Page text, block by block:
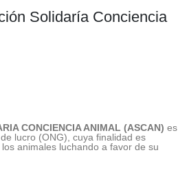
Solidaría Conciencia
CONCIENCIA ANIMAL (ASCAN) es
lucro (ONG), cuya finalidad es
animales luchando a favor de su